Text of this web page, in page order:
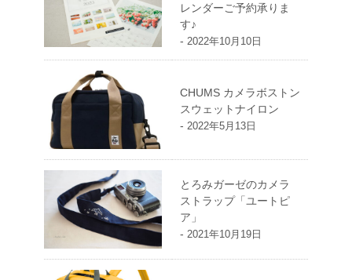
レンダーご予約承りま
す♪
- 2022年10月10日
CHUMS カメラボストン
スウェットナイロン
- 2022年5月13日
とろみガーゼのカメラ
ストラップ「ユートピ
ア」
- 2021年10月19日